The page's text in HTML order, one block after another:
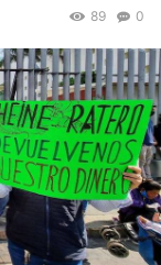
0
89